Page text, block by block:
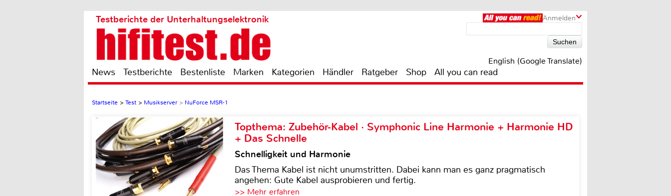
Anmelden
Testberichte der Unterhaltungselektronik
English (Google Translate)
News Testberichte Bestenliste Marken Kategorien Händler Ratgeber Shop All you can read
Startseite > Test > Musikserver > NuForce MSR-1
Topthema: Zubehör-Kabel · Symphonic Line Harmonie + Harmonie HD
+ Das Schnelle
Schnelligkeit und Harmonie
Das Thema Kabel ist nicht unumstritten. Dabei kann man es ganz pragmatisch
angehen: Gute Kabel ausprobieren und fertig.
>> Mehr erfahren